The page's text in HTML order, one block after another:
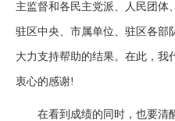
主监督和各民主党派、人民团体
驻区中央、市属单位、驻区各部
大力支持帮助的结果。在此，我
衷心的感谢!
在看到成绩的同时，也要清